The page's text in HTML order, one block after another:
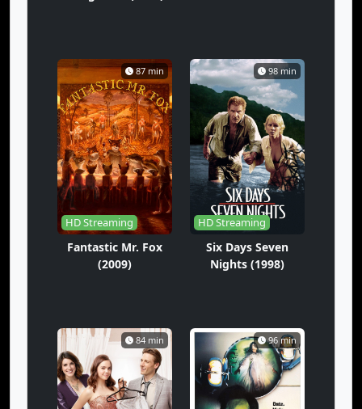
87 min
HD Streaming
Fantastic Mr. Fox
(2009)
98 min
HD Streaming
Six Days Seven
Nights (1998)
84 min 96 min